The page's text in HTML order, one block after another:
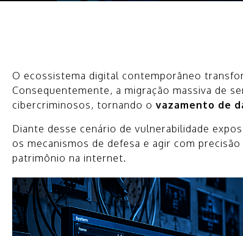
O ecossistema digital contemporâneo
Consequentemente, a migração massiva de
cibercriminosos, tornando o vazamento de
Diante desse cenário de vulnerabilidade
os mecanismos de defesa e agir com
patrimônio na internet.